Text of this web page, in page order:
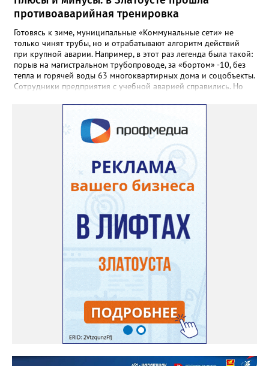
школы, который продолжает жить её принципами», - говорится
в некрологе.
противоаварийная тренировка
Готовясь к зиме, муниципальные «Коммунальные сети» не
только чинят трубы, но и отрабатывают алгоритм действий
при крупной аварии. Например, в этот раз легенда была такой:
порыв на магистральном трубопроводе, за «бортом» -10, без
тепла и горячей воды 63 многоквартирных дома и соцобъекты.
Сотрудники предприятия с учебной аварией справились. Но
отметили и недочёты. «Например, управляющие компании
несвоевременно приняли меры для предотвращения
“перемерзания” общей домовой тепловой сети
многоквартирного дома, отсутствовало взаимодействие с
ресурсоснабжающей организацией, ЕДДС и иными службами»,
— сообщила начальник Главного управления ГЖИ Ирина
Настенко. В следующий раз, рекомендовали в
Госжилинспекции, службы должны действовать слаженно. И
оперативно делиться информацией со всеми
заинтересованными – от поставщика тепла до конечных